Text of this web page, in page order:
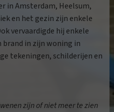
in Amsterdam, Heelsum,
en het gezin zijn enkele
vervaardigde hij enkele
in zijn woning in
tekeningen, schilderijen en
zijn of niet meer te zien